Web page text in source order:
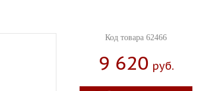
Код товара 62466
9 620 Руб.